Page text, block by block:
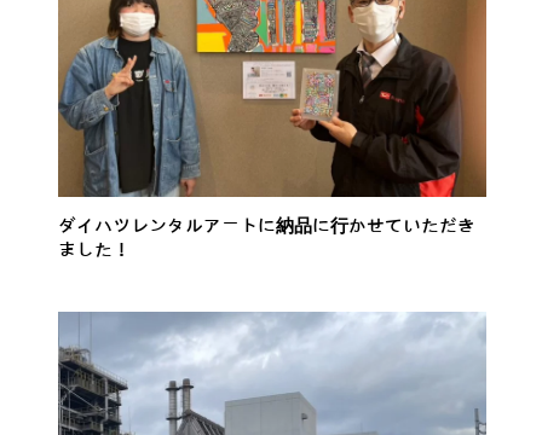
ダイハツレンタルアートに納品に行かせていただき
ました！